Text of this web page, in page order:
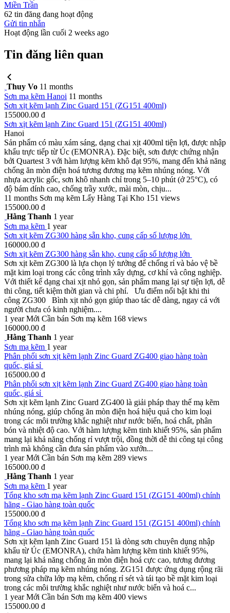
Miền Trần
62 tin đăng đang hoạt động
Gửi tin nhắn
Hoạt động lần cuối 2 weeks ago
Tin đăng liên quan
Thuy Vo 11 months
Sơn mạ kẽm Hanoi 11 months
Sơn xịt kẽm lạnh Zinc Guard 151 (ZG151 400ml)
155000.00 đ
Sơn xịt kẽm lạnh Zinc Guard 151 (ZG151 400ml)
Hanoi
Sản phẩm có màu xám sáng, dạng chai xịt 400ml tiện lợi, được nhập
khẩu trực tiếp từ Úc (EMONRA). Đặc biệt, sơn được chứng nhận
bởi Quartest 3 với hàm lượng kẽm khô đạt 95%, mang đến khả năng
chống ăn mòn điện hoá tương đương mạ kẽm nhúng nóng. Với
nhựa acrylic gốc, sơn khô nhanh chỉ trong 5–10 phút (ở 25°C), có
độ bám dính cao, chống trầy xước, mài mòn, chịu...
11 months Sơn mạ kẽm Lấy Hàng Tại Kho 151 views
155000.00 đ
Hằng Thanh 1 year
Sơn mạ kẽm 1 year
Sơn xịt kẽm ZG300 hàng sẵn kho, cung cấp số lượng lớn
160000.00 đ
Sơn xịt kẽm ZG300 hàng sẵn kho, cung cấp số lượng lớn
Sơn xịt kẽm ZG300 là lựa chọn lý tưởng để chống rỉ và bảo vệ bề
mặt kim loại trong các công trình xây dựng, cơ khí và công nghiệp.
Với thiết kế dạng chai xịt nhỏ gọn, sản phẩm mang lại sự tiện lợi, dễ
thi công, tiết kiệm thời gian và chi phí. Ưu điểm nổi bật khi thi
công ZG300 Bình xịt nhỏ gọn giúp thao tác dễ dàng, ngay cả với
người chưa có kinh nghiệm....
1 year Mới Cần bán Sơn mạ kẽm 168 views
160000.00 đ
Hằng Thanh 1 year
Sơn mạ kẽm 1 year
Phân phối sơn xịt kẽm lạnh Zinc Guard ZG400 giao hàng toàn
quốc, giá sỉ
165000.00 đ
Phân phối sơn xịt kẽm lạnh Zinc Guard ZG400 giao hàng toàn
quốc, giá sỉ
Sơn xịt kẽm lạnh Zinc Guard ZG400 là giải pháp thay thế mạ kẽm
nhúng nóng, giúp chống ăn mòn điện hoá hiệu quả cho kim loại
trong các môi trường khắc nghiệt như nước biển, hoá chất, phân
bón và nhiệt độ cao. Với hàm lượng kẽm tinh khiết 95%, sản phẩm
mang lại khả năng chống rỉ vượt trội, đồng thời dễ thi công tại công
trình mà không cần đưa sản phẩm vào xưởn...
1 year Mới Cần bán Sơn mạ kẽm 289 views
165000.00 đ
Hằng Thanh 1 year
Sơn mạ kẽm 1 year
Tổng kho sơn mạ kẽm lạnh Zinc Guard 151 (ZG151 400ml) chính
hãng - Giao hàng toàn quốc
155000.00 đ
Tổng kho sơn mạ kẽm lạnh Zinc Guard 151 (ZG151 400ml) chính
hãng - Giao hàng toàn quốc
Sơn xịt kẽm lạnh Zinc Guard 151 là dòng sơn chuyên dụng nhập
khẩu từ Úc (EMONRA), chứa hàm lượng kẽm tinh khiết 95%,
mang lại khả năng chống ăn mòn điện hoá cực cao, tương đương
phương pháp mạ kẽm nhúng nóng. ZG151 được ứng dụng rộng rãi
trong sửa chữa lớp mạ kẽm, chống rỉ sét và tái tạo bề mặt kim loại
trong các môi trường khắc nghiệt như nước biển và hoá c...
1 year Mới Cần bán Sơn mạ kẽm 400 views
155000.00 đ